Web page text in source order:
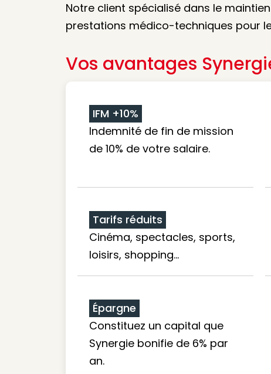
Notre client spécialisé dans le
prestations médico-techniques pour
Vos avantages
IFM +10%
Indemnité de fin de mission
de 10% de votre salaire.
Tarifs réduits
Cinéma, spectacles, sports,
loisirs, shopping...
Épargne
Constituez un capital que
Synergie bonifie de 6% par
an.